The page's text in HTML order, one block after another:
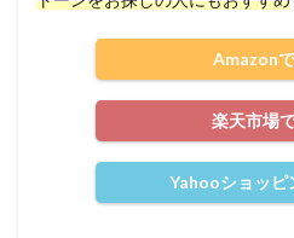
Amazon
楽天市場
Yahooショッピ